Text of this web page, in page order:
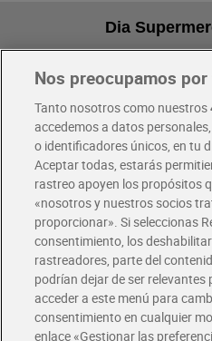
Dia
Pide hoy, recibe hoy
Envío gratis por compras
Envío estandar por 4,99€
Glovo y Uber Eats
Solicita tu factura de Glovo o Uber
Únete al CLUB Dia
Disfruta las ventajas y ofertas
Descárgate la APP Dia
Nos preocupamos
Tanto nosotros como nuestros
accedemos a datos
o identificadores únicos, en tu
Aceptar todas, estarás
rastreo apoyen los propósitos
«nosotros y nuestros socios
proporcionar». Si seleccionas
consentimiento, los
rastreadores, parte del
podrían dejar de ser relevantes
acceder a este menú para
consentimiento en cualquier
enlace «Gestionar las